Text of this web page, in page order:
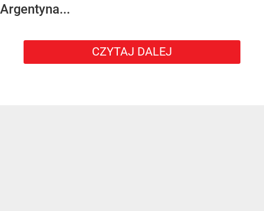
Argentyna...
CZYTAJ DALEJ